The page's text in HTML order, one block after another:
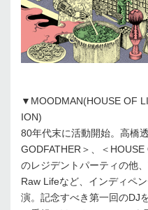
▼MOODMAN(HOUSE OF
ION)
80年代末に活動開始。高橋
GODFATHER＞、＜
のレジデントパーティの他
Raw Lifeなど、インディペ
演。記念すべき第一回のDJ